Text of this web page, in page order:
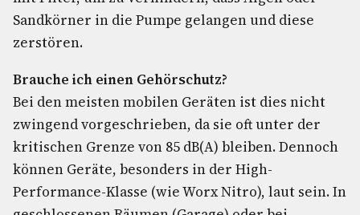
Sandkörner in die Pumpe gelangen und diese
zerstören.
Brauche ich einen Gehörschutz?
Bei den meisten mobilen Geräten ist dies nicht
zwingend vorgeschrieben, da sie oft unter der
kritischen Grenze von 85 dB(A) bleiben. Dennoch
können Geräte, besonders in der High-
Performance-Klasse (wie Worx Nitro), laut sein. In